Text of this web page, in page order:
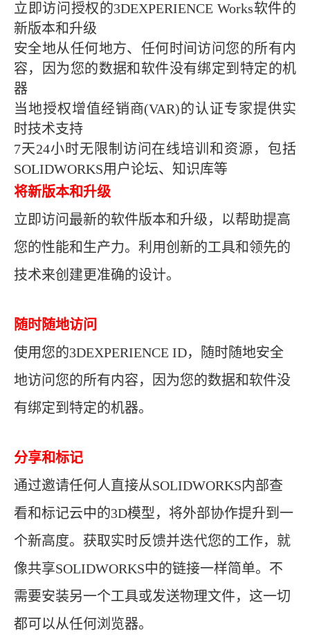
立即访问授权的3DEXPERIENCE Works软件的
新版本和升级
安全地从任何地方、任何时间访问您的所有内
容，因为您的数据和软件没有绑定到特定的机
器
当地授权增值经销商(VAR)的认证专家提供实
时技术支持
7天24小时无限制访问在线培训和资源，包括
SOLIDWORKS用户论坛、知识库等
将新版本和升级
立即访问最新的软件版本和升级，以帮助提高
您的性能和生产力。利用创新的工具和领先的
技术来创建更准确的设计。
随时随地访问
使用您的3DEXPERIENCE ID，随时随地安全
地访问您的所有内容，因为您的数据和软件没
有绑定到特定的机器。
分享和标记
通过邀请任何人直接从SOLIDWORKS内部查
看和标记云中的3D模型，将外部协作提升到一
个新高度。获取实时反馈并迭代您的工作，就
像共享SOLIDWORKS中的链接一样简单。不
需要安装另一个工具或发送物理文件，这一切
都可以从任何浏览器。